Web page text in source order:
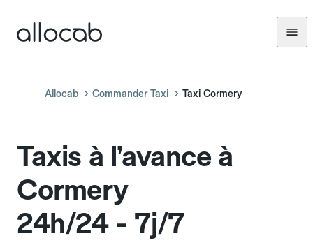
Allocab Commander Taxi Taxi Cormery
Taxis à l’avance à
Cormery
24h/24 - 7j/7